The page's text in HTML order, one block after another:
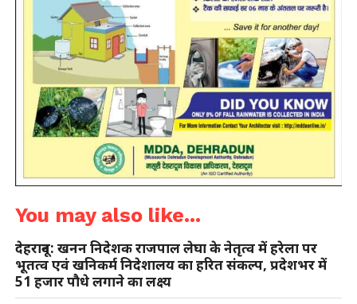
You may also like...
देहरादून: खनन निदेशक राजपाल लेघा के नेतृत्व में हरेला पर
भूतत्व एवं खनिकर्म निदेशालय का हरित संकल्प, प्रदेशभर में
51 हजार पौधे लगाने का लक्ष्य